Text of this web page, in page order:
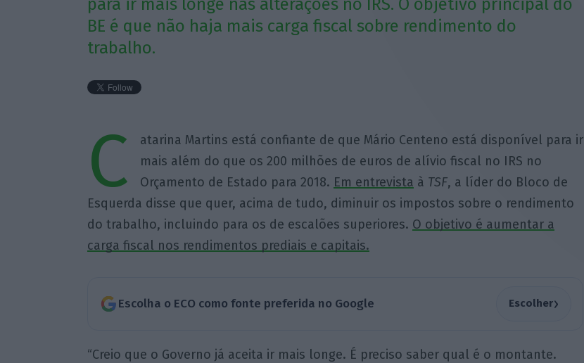
para ir mais longe nas alterações no IRS. O objetivo principal do
BE é que não haja mais carga fiscal sobre rendimento do
trabalho.
C
atarina Martins está confiante de que Mário Centeno está disponível para ir
mais além do que os 200 milhões de euros de alívio fiscal no IRS no
Orçamento de Estado para 2018. Em entrevista à TSF, a líder do Bloco de
Esquerda disse que quer, acima de tudo, diminuir os impostos sobre o rendimento
do trabalho, incluindo para os de escalões superiores. O objetivo é aumentar a
carga fiscal nos rendimentos prediais e capitais.
Escolha o ECO como fonte preferida no Google Escolher›
“Creio que o Governo já aceita ir mais longe. É preciso saber qual é o montante.